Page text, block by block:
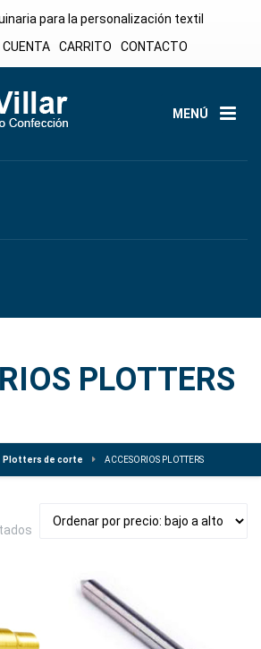
para la personalización textil
CUENTA CARRITO CONTACTO
MENÚ
PLOTTERS
Plotters de corte ACCESORIOS PLOTTERS
Ordenado
alto